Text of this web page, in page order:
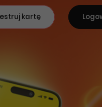
kartę